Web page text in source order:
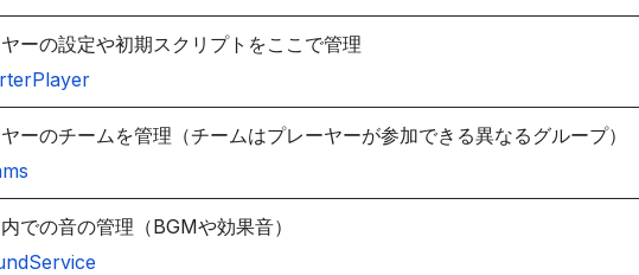
ーの設定や初期スクリプトをここで管理
ーのチームを管理（チームはプレーヤーが参加できる異なるグループ）
での音の管理（BGMや効果音）